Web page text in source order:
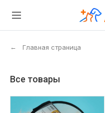
← Главная страница
Все товары